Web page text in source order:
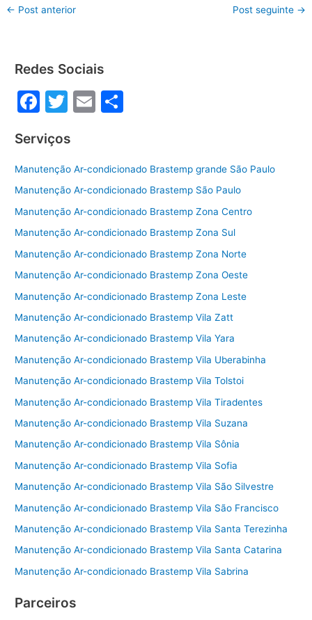
e
o
o
k
er
← Post anterior Post seguinte →
Redes Sociais
F
c
e
b
o
o
k
T
itt
er
E
l
e
Serviços
Manutenção Ar-condicionado Brastemp grande São Paulo
Manutenção Ar-condicionado Brastemp São Paulo
Manutenção Ar-condicionado Brastemp Zona Centro
Manutenção Ar-condicionado Brastemp Zona Sul
Manutenção Ar-condicionado Brastemp Zona Norte
Manutenção Ar-condicionado Brastemp Zona Oeste
Manutenção Ar-condicionado Brastemp Zona Leste
Manutenção Ar-condicionado Brastemp Vila Zatt
Manutenção Ar-condicionado Brastemp Vila Yara
Manutenção Ar-condicionado Brastemp Vila Uberabinha
Manutenção Ar-condicionado Brastemp Vila Tolstoi
Manutenção Ar-condicionado Brastemp Vila Tiradentes
Manutenção Ar-condicionado Brastemp Vila Suzana
Manutenção Ar-condicionado Brastemp Vila Sônia
Manutenção Ar-condicionado Brastemp Vila Sofia
Manutenção Ar-condicionado Brastemp Vila São Silvestre
Manutenção Ar-condicionado Brastemp Vila São Francisco
Manutenção Ar-condicionado Brastemp Vila Santa Terezinha
Manutenção Ar-condicionado Brastemp Vila Santa Catarina
Manutenção Ar-condicionado Brastemp Vila Sabrina
Parceiros